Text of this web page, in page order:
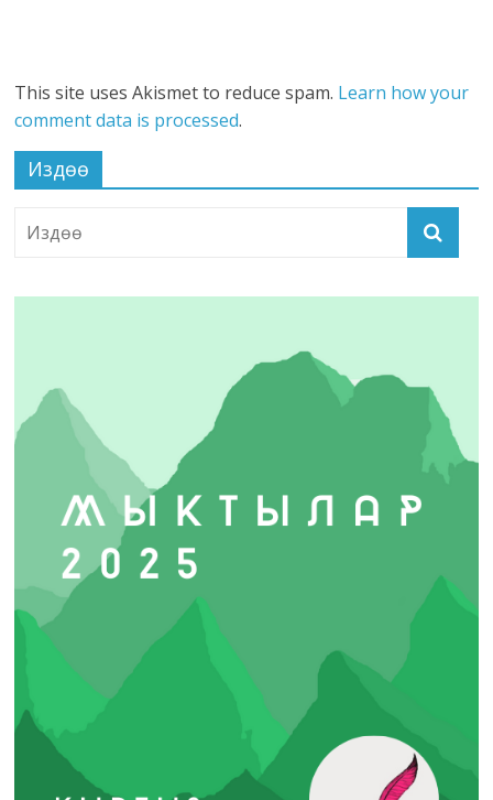
This site uses Akismet to reduce spam. Learn how your
comment data is processed.
Издөө